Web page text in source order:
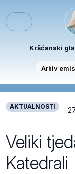
Menu
Kršćanski
Arhiv
AKTUALNOSTI
Veliki
Katedrali